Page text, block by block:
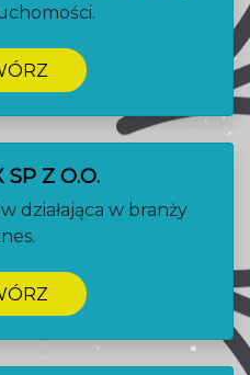
SP Z O.O.
działająca w branży